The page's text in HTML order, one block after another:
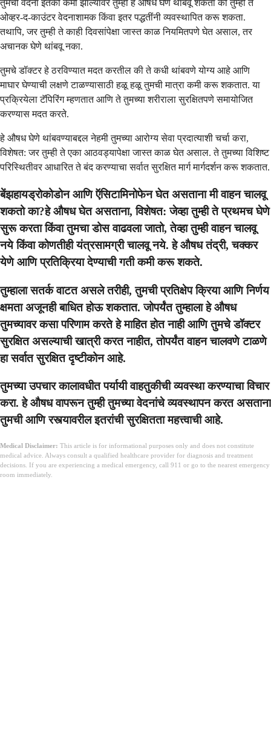
तुमची वेदना इतकी कमी झाल्यावर तुम्ही हे औषध घेणे थांबवू शकता की तुम्ही ते
ओव्हर-द-काउंटर वेदनाशामक किंवा इतर पद्धतींनी व्यवस्थापित करू शकता.
तथापि, जर तुम्ही ते काही दिवसांपेक्षा जास्त काळ नियमितपणे घेत असाल, तर
अचानक घेणे थांबवू नका.
तुमचे डॉक्टर हे ठरविण्यात मदत करतील की ते कधी थांबवणे योग्य आहे आणि
माघार घेण्याची लक्षणे टाळण्यासाठी हळू हळू तुमची मात्रा कमी करू शकतात. या
प्रक्रियेला टॅपिरिंग म्हणतात आणि ते तुमच्या शरीराला सुरक्षितपणे समायोजित
करण्यास मदत करते.
हे औषध घेणे थांबवण्याबद्दल नेहमी तुमच्या आरोग्य सेवा प्रदात्याशी चर्चा करा,
विशेषत: जर तुम्ही ते एका आठवड्यापेक्षा जास्त काळ घेत असाल. ते तुमच्या विशिष्ट
परिस्थितीवर आधारित ते बंद करण्याचा सर्वात सुरक्षित मार्ग मार्गदर्शन करू शकतात.
बेंझहायड्रोकोडोन आणि ऍसिटामिनोफेन घेत असताना मी वाहन चालवू
शकतो का?हे औषध घेत असताना, विशेषत: जेव्हा तुम्ही ते प्रथमच घेणे
सुरू करता किंवा तुमचा डोस वाढवला जातो, तेव्हा तुम्ही वाहन चालवू
नये किंवा कोणतीही यंत्रसामग्री चालवू नये. हे औषध तंद्री, चक्कर
येणे आणि प्रतिक्रिया देण्याची गती कमी करू शकते.
तुम्हाला सतर्क वाटत असले तरीही, तुमची प्रतिक्षेप क्रिया आणि निर्णय
क्षमता अजूनही बाधित होऊ शकतात. जोपर्यंत तुम्हाला हे औषध
तुमच्यावर कसा परिणाम करते हे माहित होत नाही आणि तुमचे डॉक्टर
सुरक्षित असल्याची खात्री करत नाहीत, तोपर्यंत वाहन चालवणे टाळणे
हा सर्वात सुरक्षित दृष्टीकोन आहे.
तुमच्या उपचार कालावधीत पर्यायी वाहतुकीची व्यवस्था करण्याचा विचार
करा. हे औषध वापरून तुम्ही तुमच्या वेदनांचे व्यवस्थापन करत असताना
तुमची आणि रस्त्यावरील इतरांची सुरक्षितता महत्त्वाची आहे.
Medical Disclaimer: This article is for informational purposes only and does not constitute
medical advice. Always consult a qualified healthcare provider for diagnosis and treatment
decisions. If you are experiencing a medical emergency, call 911 or go to the nearest emergency
room immediately.